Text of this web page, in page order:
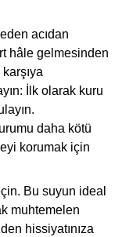
acıdan
hâle gelmesinden
İlk olarak kuru
daha kötü
korumak için
Bu suyun ideal
muhtemelen
hissiyatınıza